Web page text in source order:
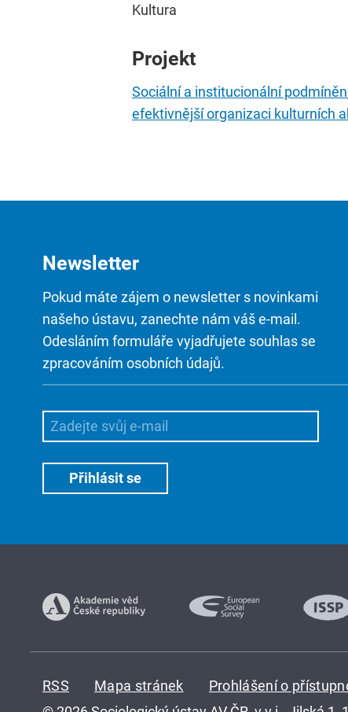
Kultura
Projekt
Sociální a institucionální
efektivnější organizaci kulturních
Newsletter
Pokud máte zájem o newsletter s novinkami
našeho ústavu, zanechte nám váš e-mail.
Odesláním formuláře vyjadřujete souhlas se
zpracováním osobních údajů.
RSS Mapa stránek Prohlášení o